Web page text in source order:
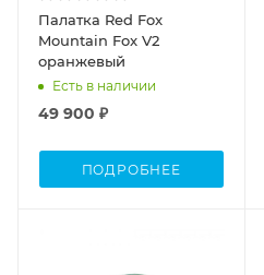
Палатка Red Fox
Mountain Fox V2
оранжевый
Есть в наличии
49 900 ₽
ПОДРОБНЕЕ